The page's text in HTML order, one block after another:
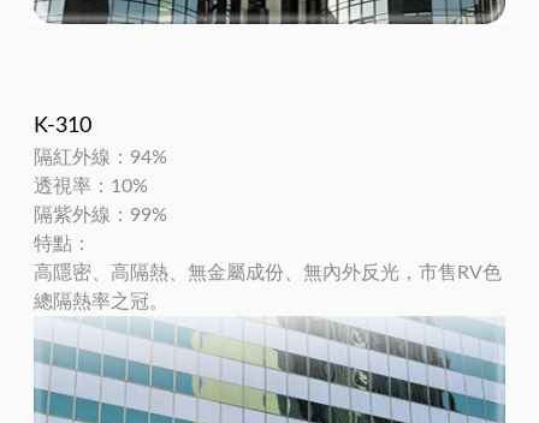
K-310
隔紅外線：94%
透視率：10%
隔紫外線：99%
特點：
高隱密、高隔熱、無金屬成份、無內外反光，市售RV色
總隔熱率之冠。